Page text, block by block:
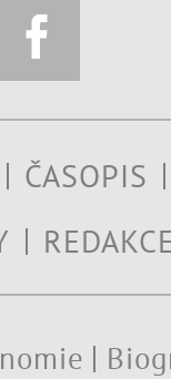
ČASOPIS
REDAKCE